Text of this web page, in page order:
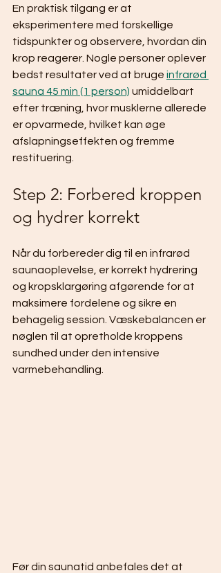
En praktisk tilgang er at
eksperimentere med forskellige
tidspunkter og observere, hvordan din
krop reagerer. Nogle personer oplever
bedst resultater ved at bruge infrarød
sauna 45 min (1 person) umiddelbart
efter træning, hvor musklerne allerede
er opvarmede, hvilket kan øge
afslapningseffekten og fremme
restituering.
Step 2: Forbered kroppen
og hydrer korrekt
Når du forbereder dig til en infrarød
saunaoplevelse, er korrekt hydrering
og kropsklargøring afgørende for at
maksimere fordelene og sikre en
behagelig session. Væskebalancen er
nøglen til at opretholde kroppens
sundhed under den intensive
varmebehandling.
Før din saunatid anbefales det at